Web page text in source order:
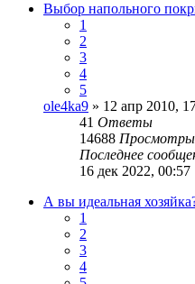
Выбор напольного
1
2
3
4
5
ole4ka9 » 12 апр 2010,
41 Ответы
14688 Просмотры
Последнее
16 дек 2022, 00:57
А вы идеальная
1
2
3
4